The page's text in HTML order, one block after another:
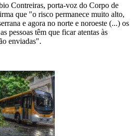
Contreiras, porta-voz do Corpo de
que "o risco permanece muito alto,
e agora no norte e noroeste (...) os
pessoas têm que ficar atentas às
enviadas".